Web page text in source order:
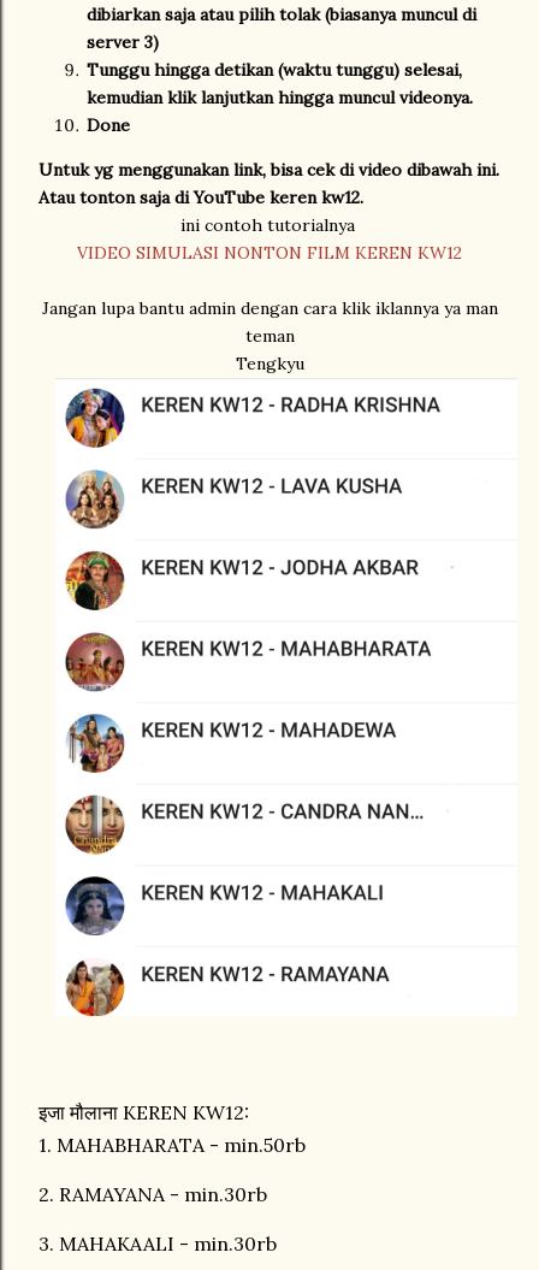
dibiarkan saja atau pilih tolak (biasanya muncul di
server 3)
Tunggu hingga detikan (waktu tunggu) selesai,
kemudian klik lanjutkan hingga muncul videonya.
Done
Untuk yg menggunakan link, bisa cek di video dibawah ini.
Atau tonton saja di YouTube keren kw12.
ini contoh tutorialnya
VIDEO SIMULASI NONTON FILM KEREN KW12
Jangan lupa bantu admin dengan cara klik iklannya ya man
teman
Tengkyu
इजा मौलाना KEREN KW12:
1. MAHABHARATA - min.50rb
2. RAMAYANA - min.30rb
3. MAHAKAALI - min.30rb